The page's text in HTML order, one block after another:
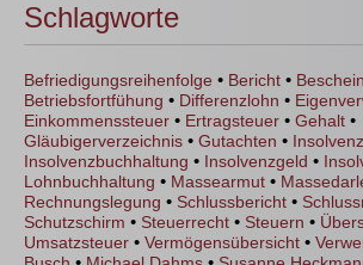
Schlagworte
Befriedigungsreihenfolge • Bericht •
Betriebsfortfühung • Differenzlohn •
Einkommenssteuer • Ertragsteuer • Gehalt •
Gläubigerverzeichnis • Gutachten • Insolvenz
Insolvenzbuchhaltung • Insolvenzgeld •
Lohnbuchhaltung • Massearmut •
Rechnungslegung • Schlussbericht •
Schutzschirm • Steuerrecht • Steuern •
Umsatzsteuer • Vermögensübersicht •